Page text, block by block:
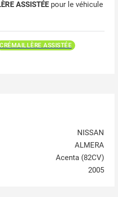
ASSISTÉEpour le véhicule
CRÉMAILLÈRE ASSISTÉE
NISSAN
ALMERA
Acenta (82CV)
2005